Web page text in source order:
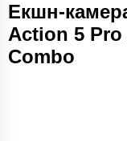
Екшн-
Action 5
Combo